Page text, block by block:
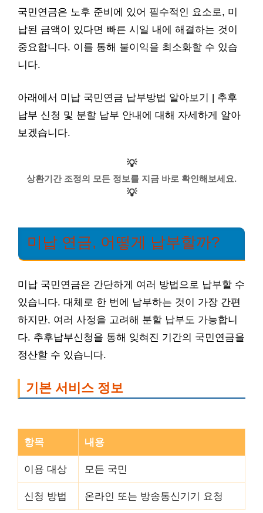
국민연금은 노후 준비에 있어 필수적인 요소로, 미
납된 금액이 있다면 빠른 시일 내에 해결하는 것이
중요합니다. 이를 통해 불이익을 최소화할 수 있습
니다.
아래에서 미납 국민연금 납부방법 알아보기 | 추후
납부 신청 및 분할 납부 안내에 대해 자세하게 알아
보겠습니다.
💡
상환기간 조정의 모든 정보를 지금 바로 확인해보세요.
💡
미납 연금, 어떻게 납부할까?
미납 국민연금은 간단하게 여러 방법으로 납부할 수
있습니다. 대체로 한 번에 납부하는 것이 가장 간편
하지만, 여러 사정을 고려해 분할 납부도 가능합니
다. 추후납부신청을 통해 잊혀진 기간의 국민연금을
정산할 수 있습니다.
기본 서비스 정보
항목 내용
이용 대상 모든 국민
신청 방법 온라인 또는 방송통신기기 요청